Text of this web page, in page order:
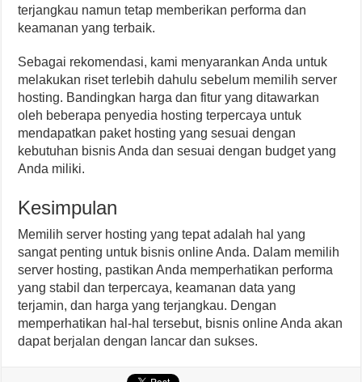
terjangkau namun tetap memberikan performa dan
keamanan yang terbaik.
Sebagai rekomendasi, kami menyarankan Anda untuk
melakukan riset terlebih dahulu sebelum memilih server
hosting. Bandingkan harga dan fitur yang ditawarkan
oleh beberapa penyedia hosting terpercaya untuk
mendapatkan paket hosting yang sesuai dengan
kebutuhan bisnis Anda dan sesuai dengan budget yang
Anda miliki.
Kesimpulan
Memilih server hosting yang tepat adalah hal yang
sangat penting untuk bisnis online Anda. Dalam memilih
server hosting, pastikan Anda memperhatikan performa
yang stabil dan terpercaya, keamanan data yang
terjamin, dan harga yang terjangkau. Dengan
memperhatikan hal-hal tersebut, bisnis online Anda akan
dapat berjalan dengan lancar dan sukses.